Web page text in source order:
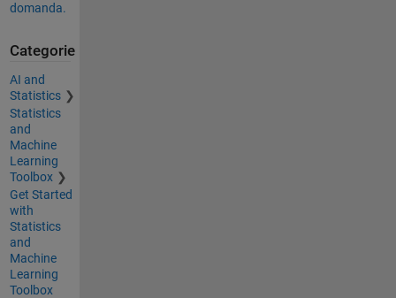
domanda.
Categorie
AI and
Statistics
Statistics
and
Machine
Learning
Toolbox
Get Started
with
Statistics
and
Machine
Learning
Toolbox